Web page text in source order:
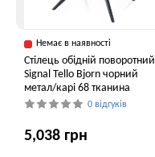
Немає в наявності
Стілець обідній поворотний
Signal Tello Bjorn чорний
метал/карі 68 тканина
0 відгуків
5,038 грн